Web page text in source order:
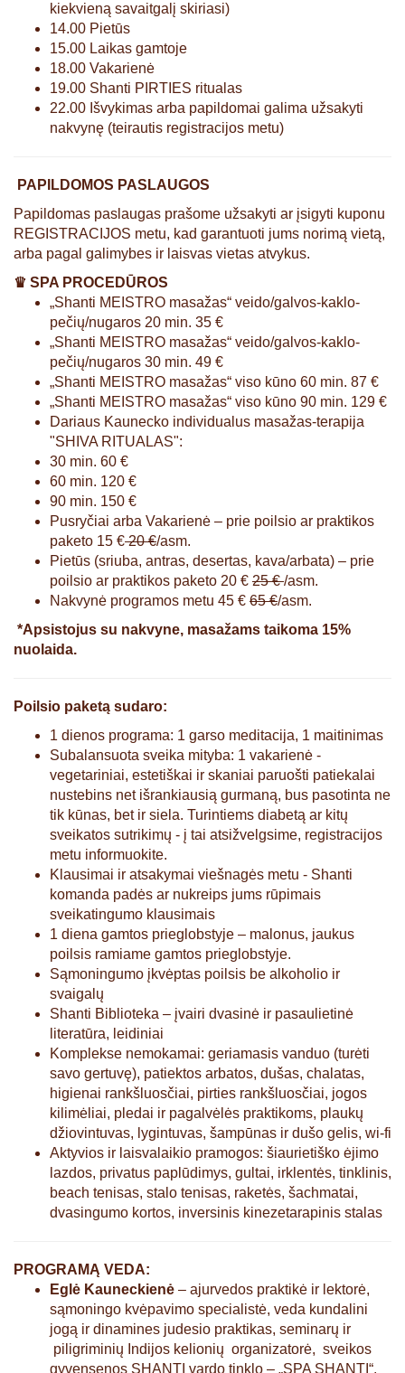
kiekvieną savaitgalį skiriasi)
14.00 Pietūs
15.00 Laikas gamtoje
18.00 Vakarienė
19.00 Shanti PIRTIES ritualas
22.00 Išvykimas arba papildomai galima užsakyti
nakvynę (teirautis registracijos metu)
PAPILDOMOS PASLAUGOS
Papildomas paslaugas prašome užsakyti ar įsigyti kuponu
REGISTRACIJOS metu, kad garantuoti jums norimą vietą,
arba pagal galimybes ir laisvas vietas atvykus.
♛ SPA PROCEDŪROS
„Shanti MEISTRO masažas“ veido/galvos-kaklo-
pečių/nugaros 20 min. 35 €
„Shanti MEISTRO masažas“ veido/galvos-kaklo-
pečių/nugaros 30 min. 49 €
„Shanti MEISTRO masažas“ viso kūno 60 min. 87 €
„Shanti MEISTRO masažas“ viso kūno 90 min. 129 €
Dariaus Kaunecko individualus masažas-terapija
"SHIVA RITUALAS":
30 min. 60 €
60 min. 120 €
90 min. 150 €
Pusryčiai arba Vakarienė – prie poilsio ar praktikos
paketo 15 €20 €/asm.
Pietūs (sriuba, antras, desertas, kava/arbata) – prie
poilsio ar praktikos paketo 20 € 25 €/asm.
Nakvynė programos metu 45 € 65€/asm.
*Apsistojus su nakvyne, masažams taikoma 15%
nuolaida.
Poilsio paketą sudaro:
1 dienos programa: 1 garso meditacija, 1 maitinimas
Subalansuota sveika mityba: 1 vakarienė -
vegetariniai, estetiškai ir skaniai paruošti patiekalai
nustebins net išrankiausią gurmaną, bus pasotinta ne
tik kūnas, bet ir siela. Turintiems diabetą ar kitų
sveikatos sutrikimų - į tai atsižvelgsime, registracijos
metu informuokite.
Klausimai ir atsakymai viešnagės metu - Shanti
komanda padės ar nukreips jums rūpimais
sveikatingumo klausimais
1 diena gamtos prieglobstyje – malonus, jaukus
poilsis ramiame gamtos prieglobstyje.
Sąmoningumo įkvėptas poilsis be alkoholio ir
svaigalų
Shanti Biblioteka – įvairi dvasinė ir pasaulietinė
literatūra, leidiniai
Komplekse nemokamai: geriamasis vanduo (turėti
savo gertuvę), patiektos arbatos, dušas, chalatas,
higienai rankšluosčiai, pirties rankšluosčiai, jogos
kilimėliai, pledai ir pagalvėlės praktikoms, plaukų
džiovintuvas, lygintuvas, šampūnas ir dušo gelis, wi-fi
Aktyvios ir laisvalaikio pramogos: šiaurietiško ėjimo
lazdos, privatus paplūdimys, gultai, irklentės, tinklinis,
beach tenisas, stalo tenisas, raketės, šachmatai,
dvasingumo kortos, inversinis kinezetarapinis stalas
PROGRAMĄ VEDA:
Eglė Kauneckienė – ajurvedos praktikė ir lektorė,
sąmoningo kvėpavimo specialistė, veda kundalini
jogą ir dinamines judesio praktikas, seminarų ir
piligriminių Indijos kelionių organizatorė, sveikos
gyvensenos SHANTI vardo tinklo – „SPA SHANTI“,